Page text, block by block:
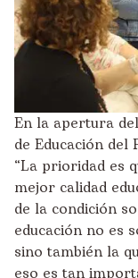
En la apertura
de Educación del
“La prioridad es
mejor calidad
de la condición
educación no es
sino también la
eso es tan